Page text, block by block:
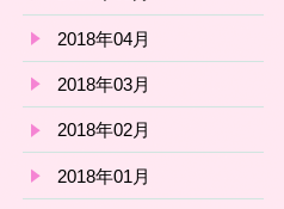
2018年04月
2018年03月
2018年02月
2018年01月